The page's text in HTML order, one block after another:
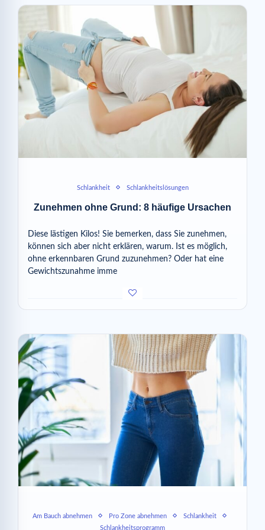
Schlankheit Schlankheitslösungen
Zunehmen ohne Grund: 8 häufige Ursachen
Diese lästigen Kilos! Sie bemerken, dass Sie zunehmen,
können sich aber nicht erklären, warum. Ist es möglich,
ohne erkennbaren Grund zuzunehmen? Oder hat eine
Gewichtszunahme imme
Am Bauch abnehmen Pro Zone abnehmen
Schlankheit
Schlankheitsprogramm